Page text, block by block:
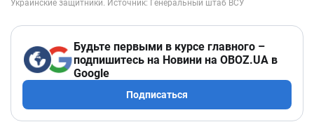
Будьте первыми в курсе главного –
подпишитесь на Новини на OBOZ.UA в
Google
Подписаться